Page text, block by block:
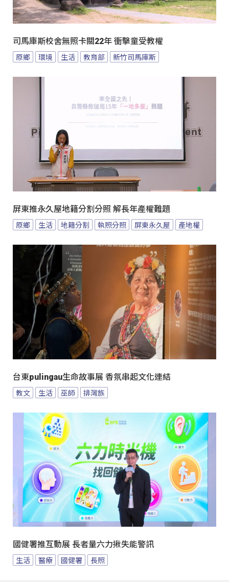
司馬庫斯校舍無照卡關22年 衝擊童受教權
原鄉 環境 生活 教育部 新竹司馬庫斯
屏東推永久屋地籍分割分照 解長年產權難題
原鄉 生活 地籍分割 執照分照 屏東永久屋 產地權
台東pulingau生命故事展 香氛串起文化連結
教文 生活 巫師 排灣族
國健署推互動展 長者量六力揪失能警訊
生活 醫療 國健署 長照